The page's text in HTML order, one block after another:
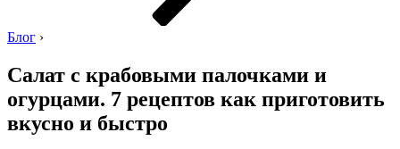
Блог ›
Салат с крабовыми палочками и
огурцами. 7 рецептов как приготовить
вкусно и быстро